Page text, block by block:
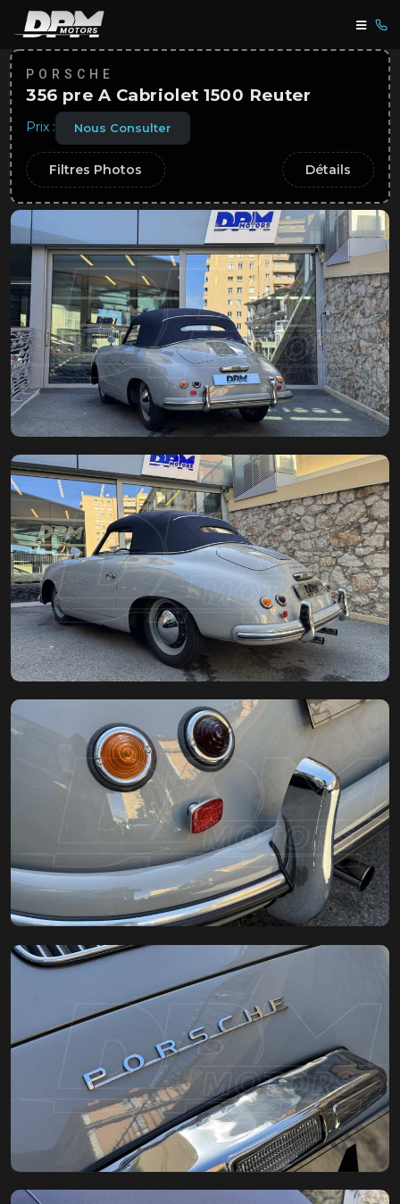
PORSCHE
356 pre A Cabriolet 1500 Reuter
Prix : Nous Consulter
Filtres Photos Détails